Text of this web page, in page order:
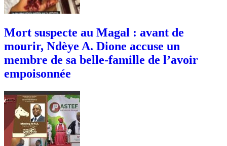
Mort suspecte au Magal : avant de
mourir, Ndèye A. Dione accuse un
membre de sa belle-famille de l’avoir
empoisonnée